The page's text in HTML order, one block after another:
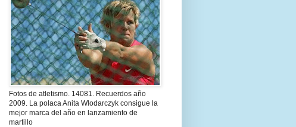
Fotos de atletismo. 14081. Recuerdos año
2009. La polaca Anita Wlodarczyk consigue la
mejor marca del año en lanzamiento de
martillo